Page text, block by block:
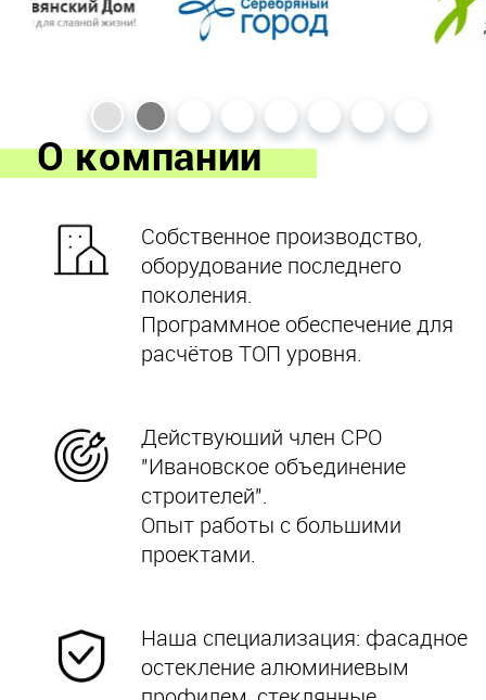
О компании
Собственное производство,
оборудование последнего
поколения.
Программное обеспечение для
расчётов ТОП уровня.
Действующий член СРО
"Ивановское объединение
строителей".
Опыт работы с большими
проектами.
Наша специализация: фасадное
остекление алюминиевым